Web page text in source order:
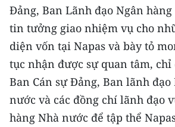
Media Thể thao
Media Giáo dục
Media Y tế
Media Khoa học - Công nghệ
Media Môi trường
Đảng, Ban Lãnh đạo Ngân
tin tưởng giao nhiệm vụ cho
diện vốn tại Napas và bày tỏ
tục nhận được sự quan tâm, chỉ
Ban Cán sự Đảng, Ban lãnh đạo
nước và các đồng chí lãnh đạo
hàng Nhà nước để tập thể